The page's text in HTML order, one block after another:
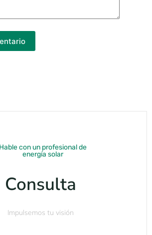
Hable con un profesional de
energía solar
Consulta
Impulsemos tu visión